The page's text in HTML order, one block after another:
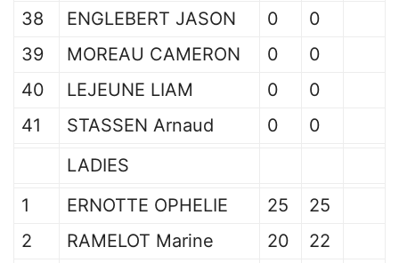
38
ENGLEBERT JASON 0
0
39
MOREAU CAMERON 0
0
40
LEJEUNE LIAM 0
0
41
STASSEN Arnaud 0
0
LADIES
1
ERNOTTE OPHELIE 25
25
2
RAMELOT Marine 20
22